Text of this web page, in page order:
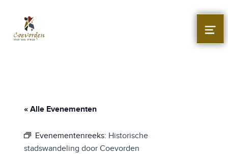
Stad Coevorden
STAD VAN STRIJD
« Alle Evenementen
Evenementenreeks: Historische
stadswandeling door Coevorden